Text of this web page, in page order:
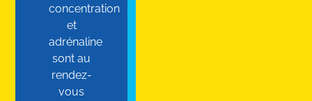
concentration
et
adrénaline
sont au
rendez-
vous